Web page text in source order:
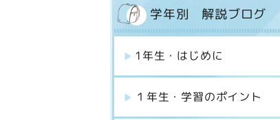
学年別 解説ブログ
1年生・はじめに
１年生・学習のポイント